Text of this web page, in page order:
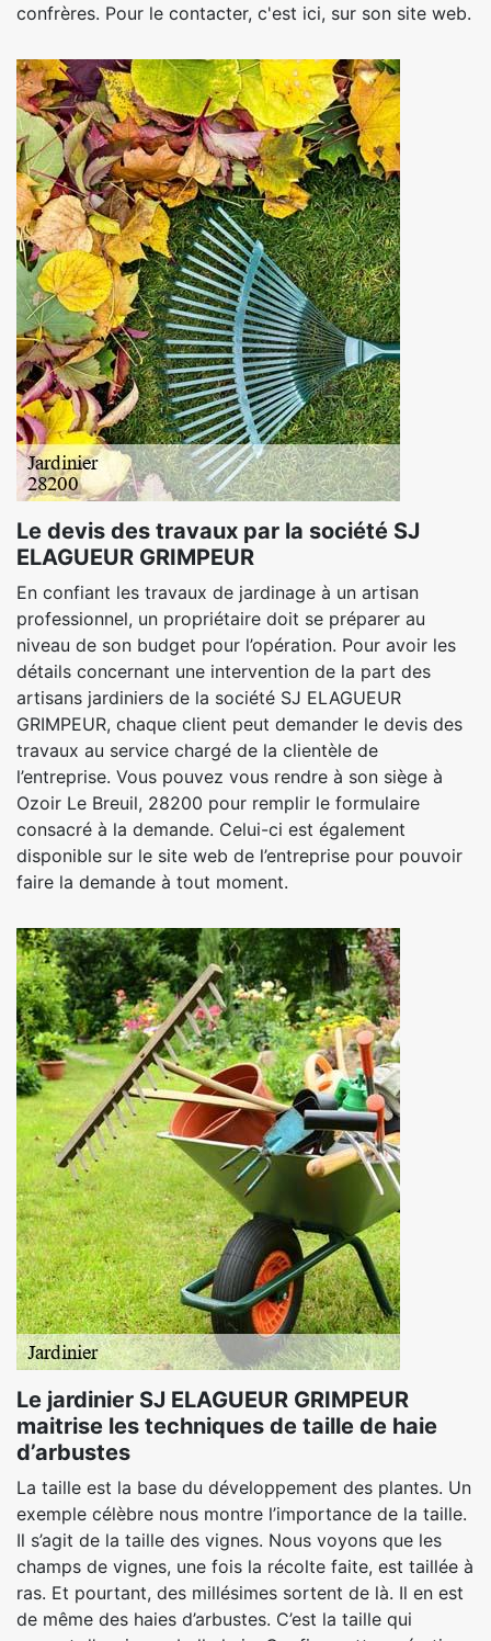
confrères. Pour le contacter, c'est ici, sur son site web.
Le devis des travaux par la société SJ
ELAGUEUR GRIMPEUR
En confiant les travaux de jardinage à un artisan
professionnel, un propriétaire doit se préparer au
niveau de son budget pour l’opération. Pour avoir les
détails concernant une intervention de la part des
artisans jardiniers de la société SJ ELAGUEUR
GRIMPEUR, chaque client peut demander le devis des
travaux au service chargé de la clientèle de
l’entreprise. Vous pouvez vous rendre à son siège à
Ozoir Le Breuil, 28200 pour remplir le formulaire
consacré à la demande. Celui-ci est également
disponible sur le site web de l’entreprise pour pouvoir
faire la demande à tout moment.
Le jardinier SJ ELAGUEUR GRIMPEUR
maitrise les techniques de taille de haie
d’arbustes
La taille est la base du développement des plantes. Un
exemple célèbre nous montre l’importance de la taille.
Il s’agit de la taille des vignes. Nous voyons que les
champs de vignes, une fois la récolte faite, est taillée à
ras. Et pourtant, des millésimes sortent de là. Il en est
de même des haies d’arbustes. C’est la taille qui